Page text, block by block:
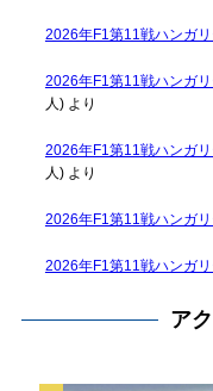
2026年F1第11戦ハンガ
2026年F1第11戦ハンガ
人)より
2026年F1第11戦ハンガ
人)より
2026年F1第11戦ハンガ
2026年F1第11戦ハンガ
ア